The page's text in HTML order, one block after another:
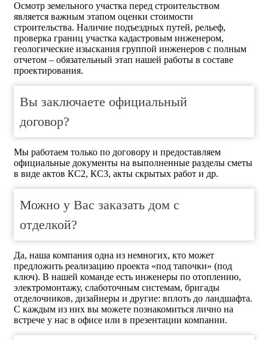
Осмотр земельного участка перед строительством
является важным этапом оценки стоимости
строительства. Наличие подъездных путей, рельеф,
проверка границ участка кадастровым инженером,
геологические изыскания группой инженеров с полным
отчетом – обязательный этап нашей работы в составе
проектирования.
Вы заключаете официальный
договор?
Мы работаем только по договору и предоставляем
официальные документы на выполненные разделы сметы
в виде актов КС2, КС3, акты скрытых работ и др.
Можно у Вас заказать дом с
отделкой?
Да, наша компания одна из немногих, кто может
предложить реализацию проекта «под тапочки» (под
ключ). В нашей команде есть инженеры по отоплению,
электромонтажу, слаботочным системам, бригады
отделочников, дизайнеры и другие: вплоть до ландшафта.
С каждым из них вы можете познакомиться лично на
встрече у нас в офисе или в презентации компании.